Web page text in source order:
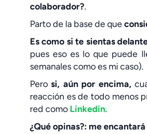
colaborador?.
Parto de la base de que
Es como si te sientas
pues eso es lo que puede
semanales como es mi caso).
Perosi, aún por encima,
reacción es de todo menos
red como Linkedin.
¿Qué opinas?: me